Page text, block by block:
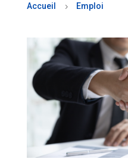
Accueil 5 Emploi